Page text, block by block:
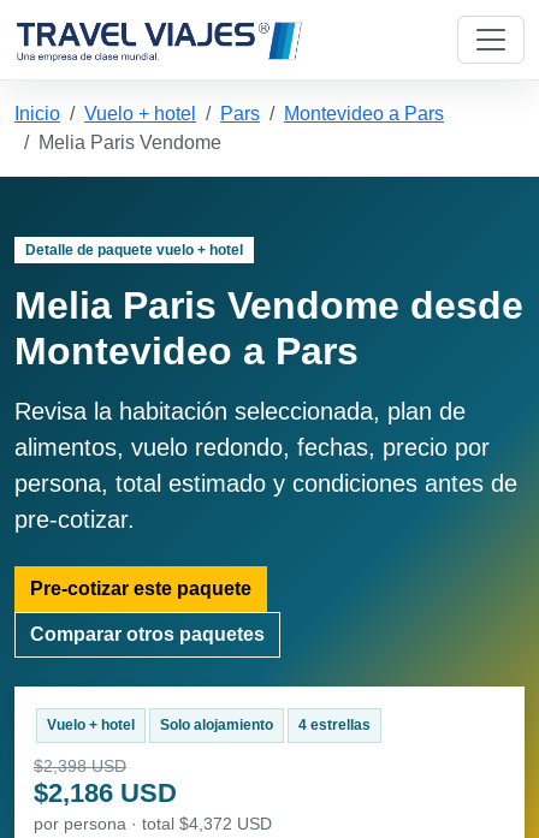
Inicio Vuelo + hotel Pars
Montevideo a Pars
Melia Paris Vendome
Detalle de paquete vuelo + hotel
Melia Paris Vendome desde
Montevideo a Pars
Revisa la habitación seleccionada, plan de
alimentos, vuelo redondo, fechas, precio por
persona, total estimado y condiciones antes de
pre-cotizar.
Pre-cotizar este paquete
Comparar otros paquetes
Vuelo + hotel Solo alojamiento 4 estrellas
$2,398 USD
$2,186 USD
por persona · total $4,372 USD